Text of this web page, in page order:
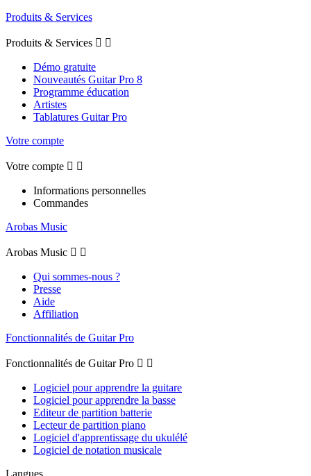
Produits & Services
Produits & Services  
Démo gratuite
Nouveautés Guitar Pro 8
Programme éducation
Artistes
Tablatures Guitar Pro
Votre compte
Votre compte  
Informations personnelles
Commandes
Arobas Music
Arobas Music  
Qui sommes-nous ?
Presse
Aide
Affiliation
Fonctionnalités de Guitar Pro
Fonctionnalités de Guitar Pro  
Logiciel pour apprendre la guitare
Logiciel pour apprendre la basse
Editeur de partition batterie
Lecteur de partition piano
Logiciel d'apprentissage du ukulélé
Logiciel de notation musicale
Langues